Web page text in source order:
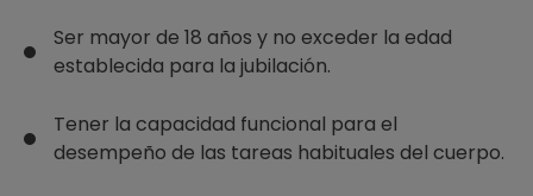
Ser mayor de 18 años y no exceder la edad
establecida para la jubilación.
Tener la capacidad funcional para el
desempeño de las tareas habituales del cuerpo.